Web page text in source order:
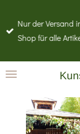
Hauptinhalt
springen
Nur der Versand
Shop für alle